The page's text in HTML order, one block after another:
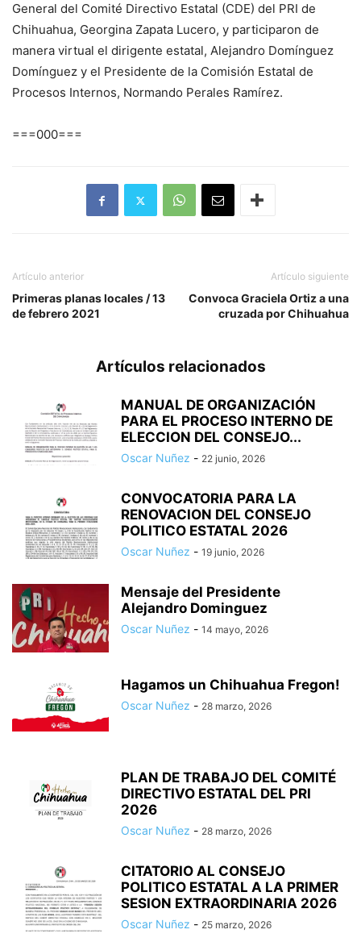
General del Comité Directivo Estatal (CDE) del PRI de
Chihuahua, Georgina Zapata Lucero, y participaron de
manera virtual el dirigente estatal, Alejandro Domínguez
Domínguez y el Presidente de la Comisión Estatal de
Procesos Internos, Normando Perales Ramírez.
===000===
Artículo anterior
Primeras planas locales / 13
de febrero 2021
Artículo siguiente
Convoca Graciela Ortiz a una
cruzada por Chihuahua
Artículos relacionados
MANUAL DE ORGANIZACIÓN
PARA EL PROCESO INTERNO DE
ELECCION DEL CONSEJO...
Oscar Nuñez - 22 junio, 2026
CONVOCATORIA PARA LA
RENOVACION DEL CONSEJO
POLITICO ESTATAL 2026
Oscar Nuñez - 19 junio, 2026
Mensaje del Presidente
Alejandro Dominguez
Oscar Nuñez - 14 mayo, 2026
Hagamos un Chihuahua Fregon!
Oscar Nuñez - 28 marzo, 2026
PLAN DE TRABAJO DEL COMITÉ
DIRECTIVO ESTATAL DEL PRI
2026
Oscar Nuñez - 28 marzo, 2026
CITATORIO AL CONSEJO
POLITICO ESTATAL A LA PRIMER
SESION EXTRAORDINARIA 2026
Oscar Nuñez - 25 marzo, 2026